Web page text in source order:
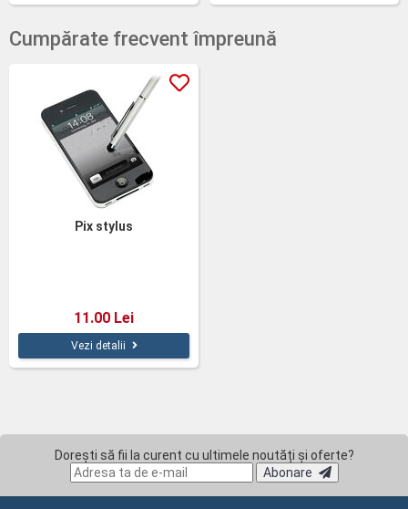
Cumpărate frecvent împreună
Pix stylus
11.00 Lei
Vezi detalii
Dorești să fii la curent cu ultimele noutăți și oferte?
Abonare